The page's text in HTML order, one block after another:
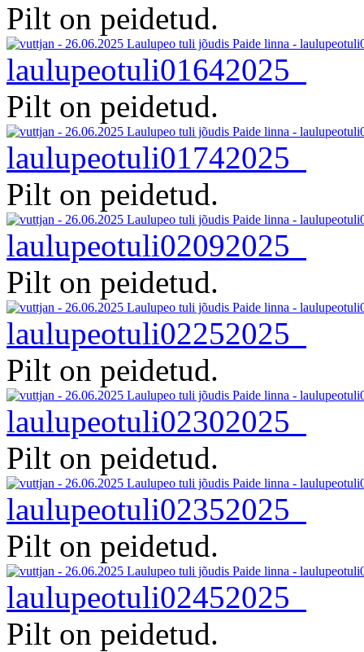
Pilt on peidetud.
laulupeotuli01642025
Pilt on peidetud.
laulupeotuli01742025
Pilt on peidetud.
laulupeotuli02092025
Pilt on peidetud.
laulupeotuli02252025
Pilt on peidetud.
laulupeotuli02302025
Pilt on peidetud.
laulupeotuli02352025
Pilt on peidetud.
laulupeotuli02452025
Pilt on peidetud.